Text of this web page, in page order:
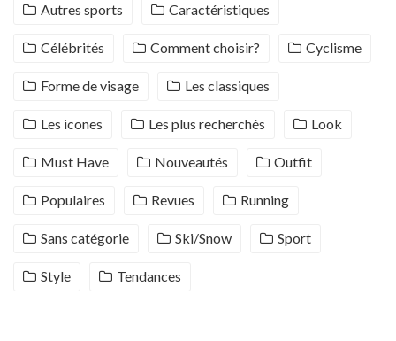
Autres sports Caractéristiques
Célébrités Comment choisir? Cyclisme
Forme de visage Les classiques
Les icones Les plus recherchés Look
Must Have Nouveautés Outfit
Populaires Revues Running
Sans catégorie Ski/Snow Sport
Style Tendances